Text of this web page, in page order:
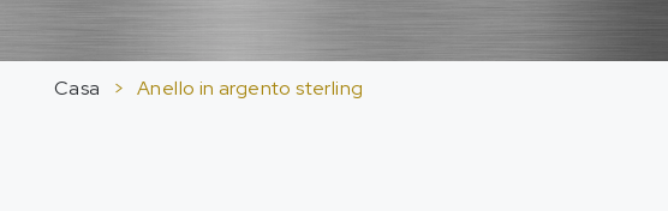
Casa > Anello in argento sterling